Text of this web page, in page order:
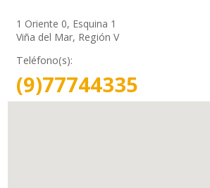
1 Oriente 0, Esquina 1
Viña del Mar, Región V
Teléfono(s):
(9)77744335